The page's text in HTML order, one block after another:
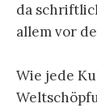
da
allem vor
Wie jede